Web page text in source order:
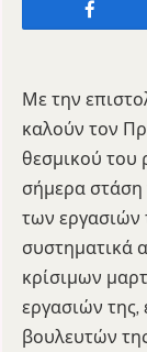
Με την
καλούν τον
θεσμικού του
σήμερα στάση
των εργασιών
συστηματικά
κρίσιμων
εργασιών
βουλευτών